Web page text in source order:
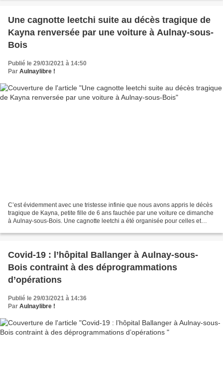
Une cagnotte leetchi suite au décès tragique de
Kayna renversée par une voiture à Aulnay-sous-
Bois
Publié le 29/03/2021 à 14:50
Par Aulnaylibre !
C’est évidemment avec une tristesse infinie que nous avons appris le décès
tragique de Kayna, petite fille de 6 ans fauchée par une voiture ce dimanche
à Aulnay-sous-Bois. Une cagnotte leetchi a été organisée pour celles et
Covid-19 : l’hôpital Ballanger à Aulnay-sous-
Bois contraint à des déprogrammations
d’opérations
Publié le 29/03/2021 à 14:36
Par Aulnaylibre !